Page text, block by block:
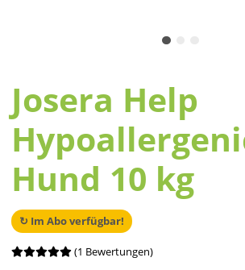
Josera Help
Hund 10 kg
↻ Im Abo verfügbar!
(1 Bewertungen)